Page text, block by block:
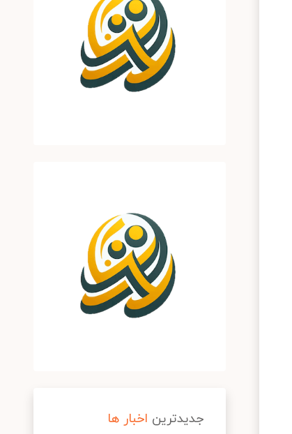
جدیدترین اخبار ها